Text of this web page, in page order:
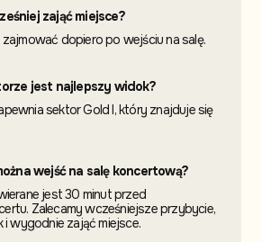
zająć miejsce?
zajmować dopiero po wejściu na salę.
jest najlepszy widok?
sektor Gold I, który znajduje się
wejść na salę koncertową?
jest 30 minut przed
Zalecamy wcześniejsze przybycie,
i wygodnie zająć miejsce.